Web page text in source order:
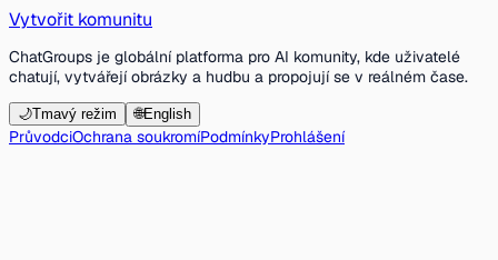
Vytvořit komunitu
ChatGroups je globální platforma pro AI komunity, kde uživatelé
chatují, vytvářejí obrázky a hudbu a propojují se v reálném čase.
🌙Tmavý režim 🌐English
PrůvodciOchrana soukromíPodmínkyProhlášení